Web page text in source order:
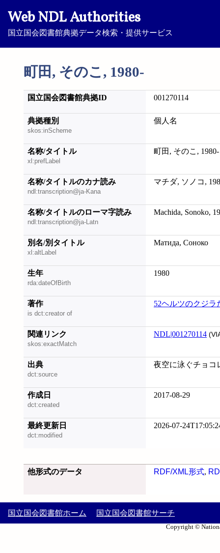
Web NDL Authorities
国立国会図書館典拠データ検索・提供サービス
町田, そのこ, 1980-
国立国会図書館典拠ID 001270114
典拠種別
skos:inScheme
個人名
名称/タイトル
xl:prefLabel
町田, そのこ, 1980-
名称/タイトルのカナ読み
ndl:transcription@ja-Kana
マチダ, ソノコ,
名称/タイトルのローマ字読み
ndl:transcription@ja-Latn
Machida, Sonoko,
別名/別タイトル
xl:altLabel
Матида, Соноко
生年
rda:dateOfBirth
1980
著作
is dct:creator of
52ヘルツのクジラ
関連リンク
skos:exactMatch
NDL|001270114
出典
dct:source
夜空に泳ぐチョコ
作成日
dct:created
2017-08-29
最終更新日
dct:modified
2026-07-
他形式のデータ RDF/XML形式,
国立国会図書館ホーム 国立国会図書館サーチ
Copyright ©